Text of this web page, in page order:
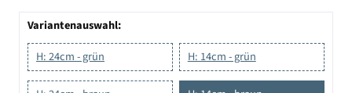
Variantenauswahl:
H: 24cm - grün
H: 14cm - grün